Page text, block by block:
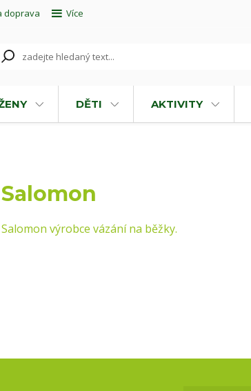
doprava Více
DĚTI AKTIVITY
Salomon
Salomon výrobce vázání na běžky.